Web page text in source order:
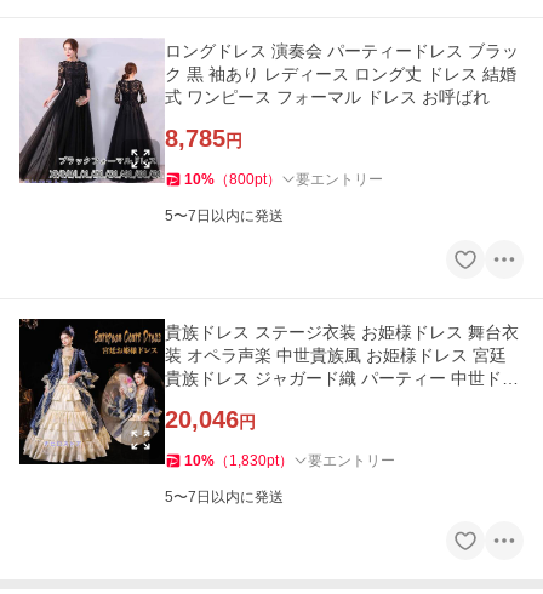
ロングドレス 演奏会 パーティードレス ブラッ
ク 黒 袖あり レディース ロング丈 ドレス 結婚
式 ワンピース フォーマル ドレス お呼ばれ
8,785円
10% （800pt） 要エントリー
5〜7日以内に発送
貴族ドレス ステージ衣装 お姫様ドレス 舞台衣
装 オペラ声楽 中世貴族風 お姫様ドレス 宮廷
貴族ドレス ジャガード織 パーティー 中世ドレ
20,046円
10% （ 1,830pt） 要エントリー
5〜7日以内に発送